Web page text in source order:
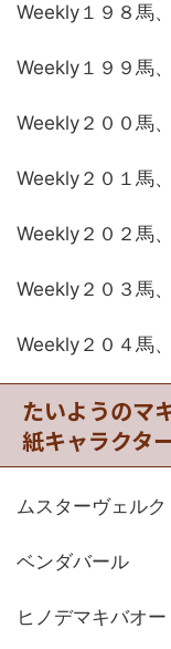
Weekly１９８馬
Weekly１９９馬
Weekly２００馬
Weekly２０１馬
Weekly２０２馬
Weekly２０３馬
Weekly２０４馬
たいようのマ
紙キャラクタ
ムスターヴェルク
ベンダバール
ヒノデマキバオー